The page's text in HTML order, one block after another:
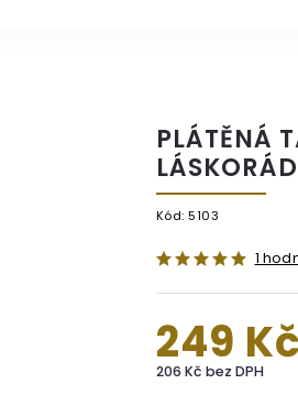
PLÁTĚNÁ
Kód: 5103
1
249 Kč
206 Kč bez DPH